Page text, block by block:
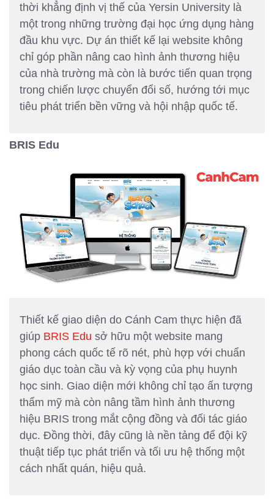
thời khẳng định vị thế của Yersin University là
một trong những trường đại học ứng dụng hàng
đầu khu vực. Dự án thiết kế lại website không
chỉ góp phần nâng cao hình ảnh thương hiệu
của nhà trường mà còn là bước tiến quan trọng
trong chiến lược chuyển đổi số, hướng tới mục
tiêu phát triển bền vững và hội nhập quốc tế.
BRIS Edu
Thiết kế giao diện do Cánh Cam thực hiện đã
giúp BRIS Edu sở hữu một website mang
phong cách quốc tế rõ nét, phù hợp với chuẩn
giáo dục toàn cầu và kỳ vọng của phụ huynh
học sinh. Giao diện mới không chỉ tạo ấn tượng
thẩm mỹ mà còn nâng tầm hình ảnh thương
hiệu BRIS trong mắt cộng đồng và đối tác giáo
dục. Đồng thời, đây cũng là nền tảng để đội kỹ
thuật tiếp tục phát triển và tối ưu hệ thống một
cách nhất quán, hiệu quả.